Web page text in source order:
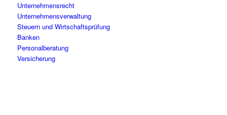
Unternehmensrecht
Unternehmensverwaltung
Steuern und Wirtschaftsprüfung
Banken
Personalberatung
Versicherung